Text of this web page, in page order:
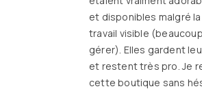
morphologies
et ça
longtemps que j’y vais
ou quasiment) J’adore
on ne sort jamais (ou